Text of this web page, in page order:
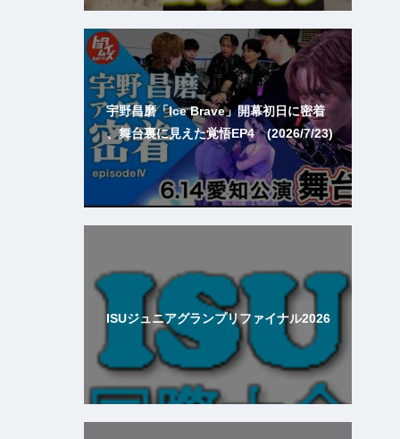
宇野昌磨「Ice Brave」開幕初日に密着
、舞台裏に見えた覚悟EP4 (2026/7/23)
ISUジュニアグランプリファイナル2026